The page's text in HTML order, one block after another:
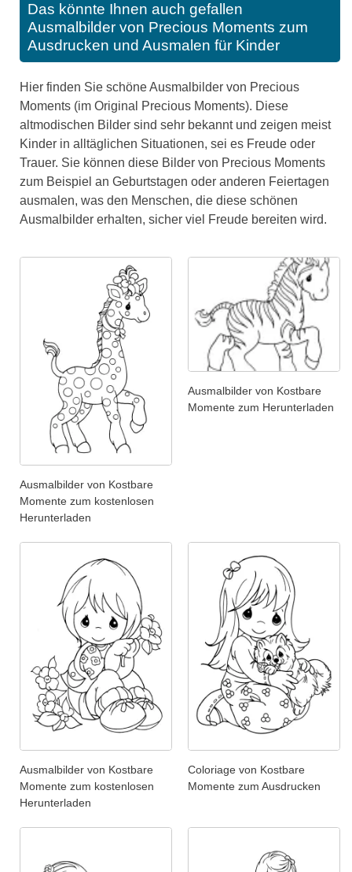
Das könnte Ihnen auch gefallen
Ausmalbilder von Precious Moments zum
Ausdrucken und Ausmalen für Kinder
Hier finden Sie schöne Ausmalbilder von Precious
Moments (im Original Precious Moments). Diese
altmodischen Bilder sind sehr bekannt und zeigen meist
Kinder in alltäglichen Situationen, sei es Freude oder
Trauer. Sie können diese Bilder von Precious Moments
zum Beispiel an Geburtstagen oder anderen Feiertagen
ausmalen, was den Menschen, die diese schönen
Ausmalbilder erhalten, sicher viel Freude bereiten wird.
Ausmalbilder von Kostbare
Momente zum kostenlosen
Herunterladen
Ausmalbilder von Kostbare
Momente zum Herunterladen
Ausmalbilder von Kostbare
Momente zum kostenlosen
Herunterladen
Coloriage von Kostbare
Momente zum Ausdrucken